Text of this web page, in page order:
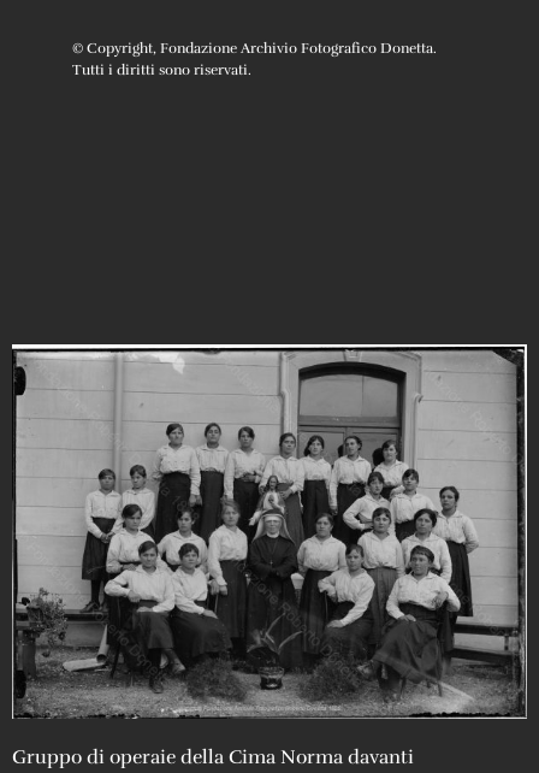
Gruppo di operaie della Cima Norma davanti
© Copyright, Fondazione Archivio Fotografico Donetta.
Tutti i diritti sono riservati.